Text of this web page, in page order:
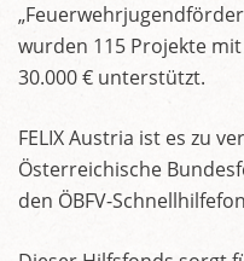
wurden 115 Projekte
30.000 € unterstützt.
FELIX Austria ist es zu
Österreichische
den ÖBFV-